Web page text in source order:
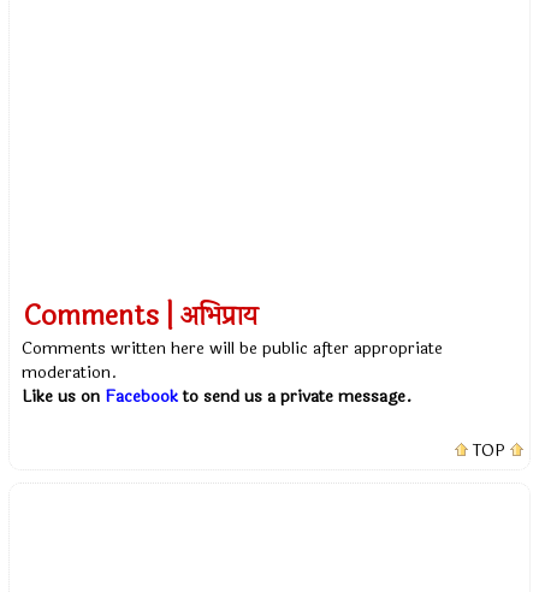
Comments | अभिप्राय
Comments written here will be public after appropriate
moderation.
Like us on Facebookto send us a private message.
TOP